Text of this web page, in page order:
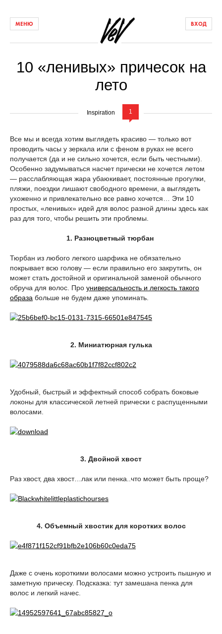
ВХОД
МЕНЮ
10 «ленивых» причесок на
лето
Inspiration 1
Все мы и всегда хотим выглядеть красиво — только вот
проводить часы у зеркала или с феном в руках не всего
получается (да и не сильно хочется, если быть честными).
Особенно задумываться насчет прически не хочется летом
— расслабляющая жара убаюкивает, постоянные прогулки,
пляжи, поездки лишают свободного времени, а выглядеть
ухоженно и привлекательно все равно хочется… Эти 10
простых, «ленивых» идей для волос разной длины здесь как
раз для того, чтобы решить эти проблемы.
1. Разноцветный тюрбан
Тюрбан из любого легкого шарфика не обязательно
покрывает всю голову — если правильно его закрутить, он
может стать достойной и оригинальной заменой обычного
обруча для волос. Про универсальность и легкость такого
образа больше не будем даже упоминать.
2. Миниатюрная гулька
Удобный, быстрый и эффектный способ собрать боковые
локоны для классической летней прически с распущенными
волосами.
3. Двойной хвост
Раз хвост, два хвост…лак или пенка..что может быть проще?
4. Объемный хвостик для коротких волос
Даже с очень короткими волосами можно устроить пышную и
заметную прическу. Подсказка: тут замешана пенка для
волос и легкий начес.